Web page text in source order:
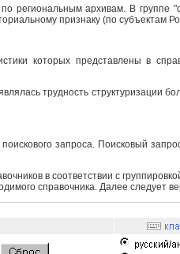
архивам. В группе
признаку (по субъектам
которых представлены в
трудность структуризации
запроса. Поисковый
в соответствии с
справочника. Далее следует